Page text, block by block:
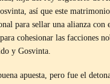
así que este
para sellar una alianza con
cohesionar las facciones
y Gosvinta.
apuesta, pero fue el